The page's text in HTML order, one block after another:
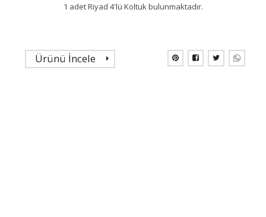
1 adet Riyad 4'lü Koltuk bulunmaktadır.
Ürünü İncele